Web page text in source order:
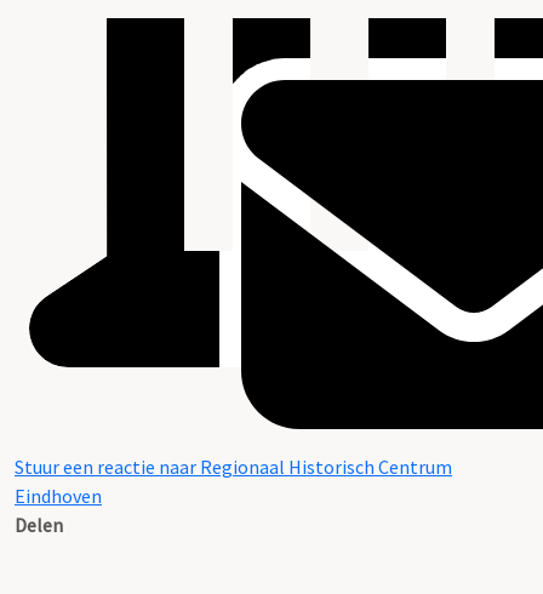
Stuur een reactie naar Regionaal Historisch Centrum
Eindhoven
Delen